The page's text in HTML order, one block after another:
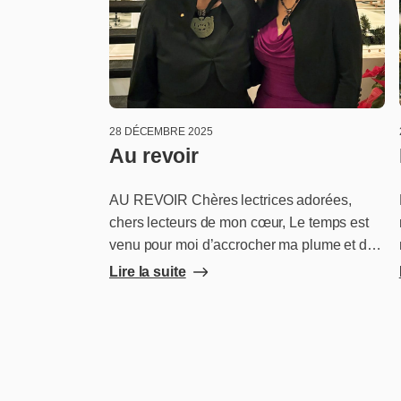
28 DÉCEMBRE 2025
Au revoir
AU REVOIR Chères lectrices adorées,
chers lecteurs de mon cœur, Le temps est
venu pour moi d’accrocher ma plume et de
mettre fin aux Lettres du dimanche. Cette
Lire la suite